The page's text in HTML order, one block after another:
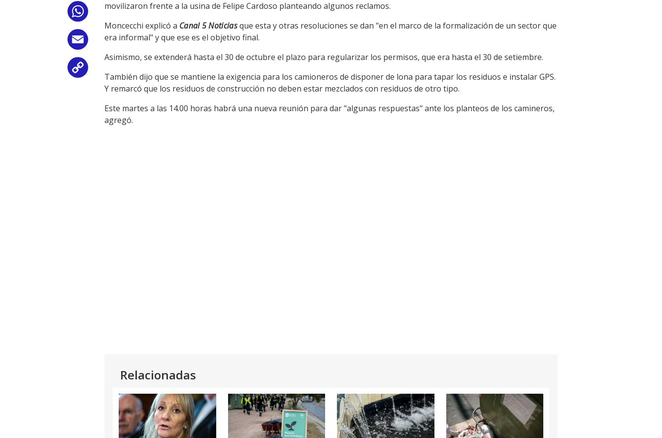
Email
Link
movilizaron frente a la usina de Felipe Cardoso planteando algunos reclamos.
Moncecchi explicó a Canal 5 Noticiasque esta y otras resoluciones se dan "en el marco de la formalización de un sector que
era informal" y que ese es el objetivo final.
Asimismo, se extenderá hasta el 30 de octubre el plazo para regularizar los permisos, que era hasta el 30 de setiembre.
También dijo que se mantiene la exigencia para los camioneros de disponer de lona para tapar los residuos e instalar GPS.
Y remarcó que los residuos de construcción no deben estar mezclados con residuos de otro tipo.
Este martes a las 14.00 horas habrá una nueva reunión para dar "algunas respuestas" ante los planteos de los camineros,
agregó.
Relacionadas